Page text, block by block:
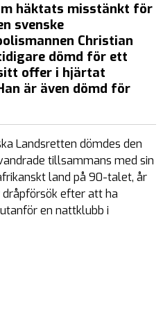
häktats misstänkt för
svenske
Christian
dömd för ett
offer i hjärtat
är även dömd för
Landsretten dömdes den
tillsammans med sin
land på 90-talet, år
efter att ha
en nattklubb i